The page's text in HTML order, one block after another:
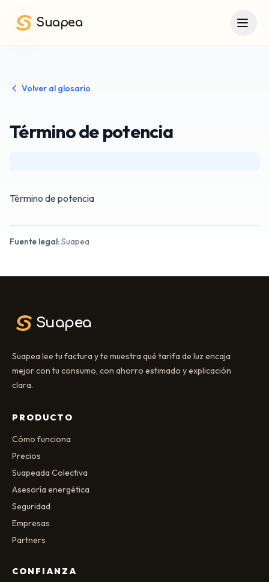
Suapea
Volver al glosario
Término de potencia
Término de potencia
Fuente legal:Suapea
Suapea
Suapea lee tu factura y te muestra qué tarifa de luz encaja
mejor con tu consumo, con ahorro estimado y explicación
clara.
PRODUCTO
Cómo funciona
Precios
Suapeada Colectiva
Asesoría energética
Seguridad
Empresas
Partners
CONFIANZA